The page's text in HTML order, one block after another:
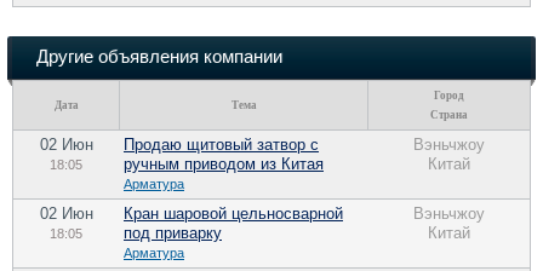
Другие объявления компании
Дата Тема
Город
Страна
02 Июн
18:05
Продаю щитовый затвор с
ручным приводом из Китая
Арматура
Вэньчжоу
Китай
02 Июн
18:05
Кран шаровой цельносварной
под приварку
Арматура
Вэньчжоу
Китай